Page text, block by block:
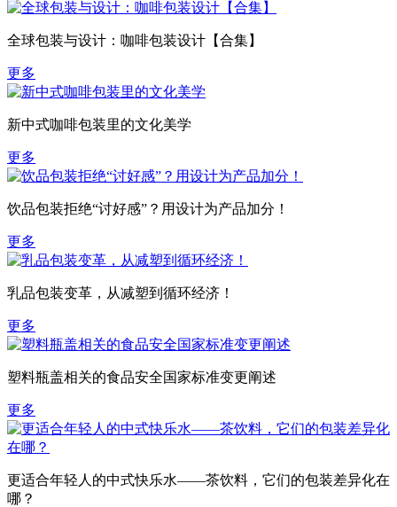
全球包装与设计：咖啡包装设计【合集】
更多
新中式咖啡包装里的文化美学
更多
饮品包装拒绝“讨好感”？用设计为产品加分！
更多
乳品包装变革，从减塑到循环经济！
更多
塑料瓶盖相关的食品安全国家标准变更阐述
更多
更适合年轻人的中式快乐水——茶饮料，它们的包装差异化在
哪？